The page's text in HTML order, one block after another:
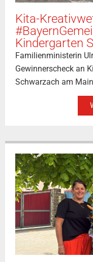
Kita-
Kindergarten
Familienministerin
Gewinnerscheck an
Schwarzach am